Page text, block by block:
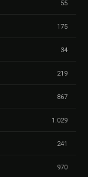
55
175
34
219
867
1.029
241
970